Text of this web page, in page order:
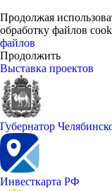
Продолжая
обработку файлов
файлов
Продолжить
Выставка проектов
Губернатор
Инвесткарта РФ